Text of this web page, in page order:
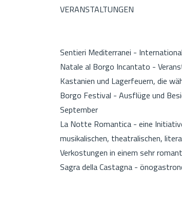
VERANSTALTUNGEN
Sentieri Mediterranei -
Natale al Borgo Incantato -
Kastanien und Lagerfeuern, die
Borgo Festival - Ausflüge und
September
La Notte Romantica - eine
musikalischen, theatralischen,
Verkostungen in einem sehr
Sagra della Castagna -